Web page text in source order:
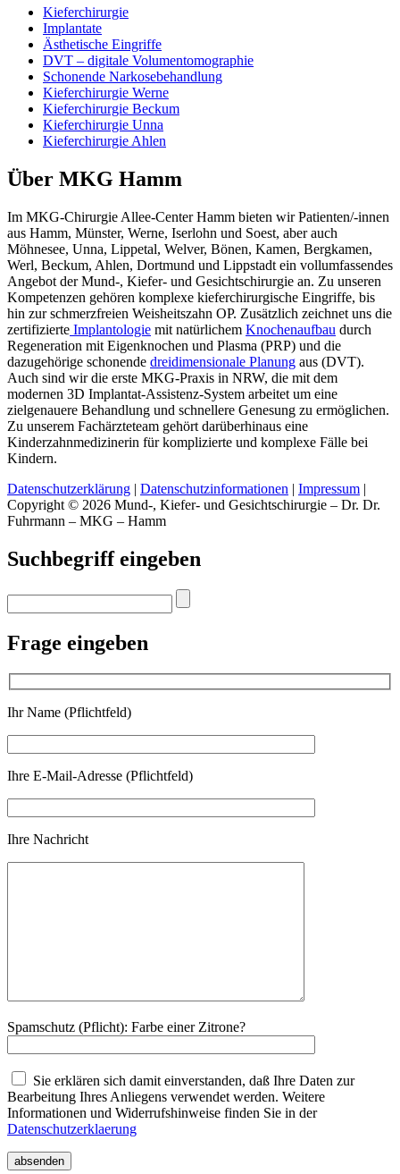
Kieferchirurgie
Implantate
Ästhetische Eingriffe
DVT – digitale Volumentomographie
Schonende Narkosebehandlung
Kieferchirurgie Werne
Kieferchirurgie Beckum
Kieferchirurgie Unna
Kieferchirurgie Ahlen
Über MKG Hamm
Im MKG-Chirurgie Allee-Center Hamm bieten wir Patienten/-innen
aus Hamm, Münster, Werne, Iserlohn und Soest, aber auch
Möhnesee, Unna, Lippetal, Welver, Bönen, Kamen, Bergkamen,
Werl, Beckum, Ahlen, Dortmund und Lippstadt ein vollumfassendes
Angebot der Mund-, Kiefer- und Gesichtschirurgie an. Zu unseren
Kompetenzen gehören komplexe kieferchirurgische Eingriffe, bis
hin zur schmerzfreien Weisheitszahn OP. Zusätzlich zeichnet uns die
zertifizierte Implantologie mit natürlichem Knochenaufbau durch
Regeneration mit Eigenknochen und Plasma (PRP) und die
dazugehörige schonende dreidimensionale Planung aus (DVT).
Auch sind wir die erste MKG-Praxis in NRW, die mit dem
modernen 3D Implantat-Assistenz-System arbeitet um eine
zielgenauere Behandlung und schnellere Genesung zu ermöglichen.
Zu unserem Fachärzteteam gehört darüberhinaus eine
Kinderzahnmedizinerin für komplizierte und komplexe Fälle bei
Kindern.
Datenschutzerklärung | Datenschutzinformationen | Impressum |
Copyright © 2026 Mund-, Kiefer- und Gesichtschirurgie – Dr. Dr.
Fuhrmann – MKG – Hamm
Suchbegriff eingeben
Frage eingeben
Ihr Name (Pflichtfeld)
Ihre E-Mail-Adresse (Pflichtfeld)
Ihre Nachricht
Spamschutz (Pflicht): Farbe einer Zitrone?
Sie erklären sich damit einverstanden, daß Ihre Daten zur
Bearbeitung Ihres Anliegens verwendet werden. Weitere
Informationen und Widerrufshinweise finden Sie in der
Datenschutzerklaerung
absenden